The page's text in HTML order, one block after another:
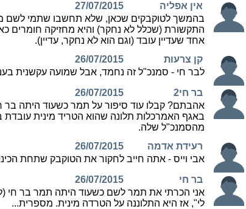
אין אפליה
27/07/2015
בהמשך לטוקבקים שכאן, שלא תחשבו שתמי לשם
התקשורת (שכלל לא נחקר) והיא מחזיקה חומרים
אחד שעדיין עובד (וגם הוא לא נחקר, עדיין).
קן צרעות
26/07/2015
לבר חי - סמנכ"ל זה נחמד, אבל שמועה עקשנית
בר חי2
26/07/2015
אהבתם? קבלו עוד סיפור על תמר כשעוד היתה
באגף האמרכלות תלונה שהוא הטריד מינית
מהסמנכ"ל שלה.
רעידת אדמה
26/07/2015
אבי וייס - אתה חייב לחקור את הטוקבק שתחת
בר חי
26/07/2015
אני הכרתי את תמר לשם כשעוד היתה תמר בר חי
לי", אז היא התלוננה על הטרדה מינית. מספרית...